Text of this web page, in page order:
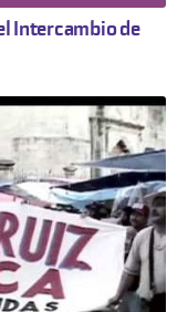
Intercambio de